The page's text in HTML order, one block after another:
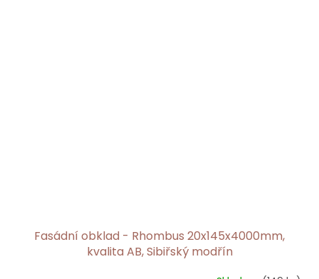
Fasádní obklad - Rhombus 20x145x4000mm,
kvalita AB, Sibiřský modřín